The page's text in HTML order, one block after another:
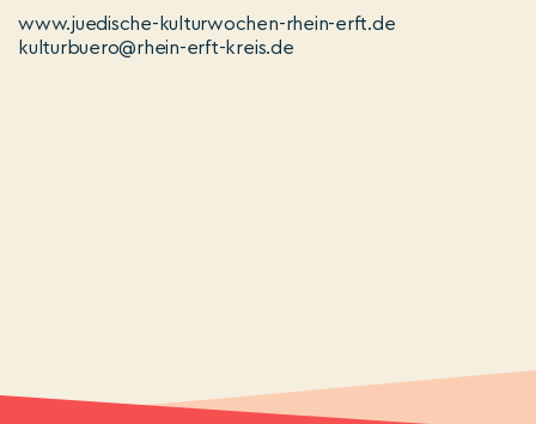
www.juedische-kulturwochen-rhein-erft.de
kulturbuero@rhein-erft-kreis.de